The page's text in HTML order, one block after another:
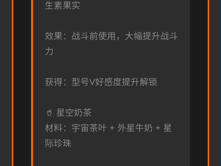
生素果实
效果：战斗前使用，大幅提升战斗
力
获得：型号V好感度提升解锁
🥤 星空奶茶
材料：宇宙茶叶 + 外星牛奶 + 星
际珍珠